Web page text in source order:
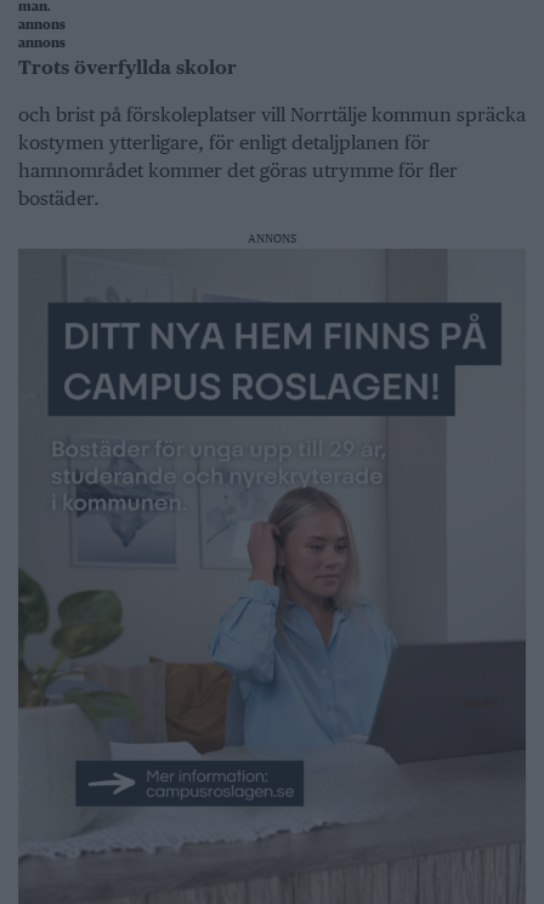
man.
annons
annons
Trots överfyllda skolor
och brist på förskoleplatser vill Norrtälje kommun spräcka
kostymen ytterligare, för enligt detaljplanen för
hamnområdet kommer det göras utrymme för fler
bostäder.
ANNONS